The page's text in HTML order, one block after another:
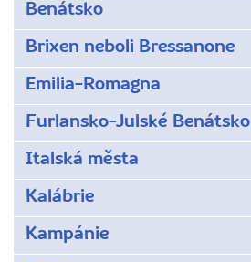
Benátsko
Brixen neboli Bressanone
Emilia-Romagna
Furlansko-Julské Benátsko
Italská města
Kalábrie
Kampánie